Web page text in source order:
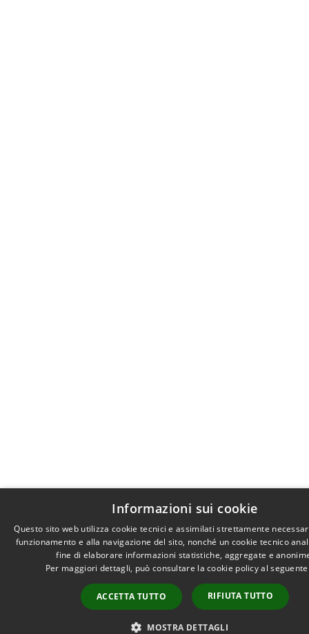
Informazioni sui cookie
Questo sito web utilizza cookie tecnici e assimilati strettamente
funzionamento e alla navigazione del sito, nonché un cookie tecnico
fine di elaborare informazioni statistiche, aggregate e
Per maggiori dettagli, può consultare la cookie policy al
ACCETTA TUTTO RIFIUTA TUTTO
MOSTRA DETTAGLI